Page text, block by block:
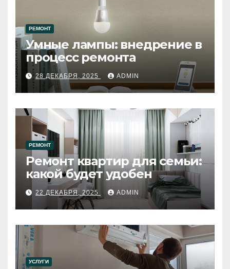
РЕМОНТ
Умные лампы: внедрение в
процесс ремонта
28 ДЕКАБРЯ, 2025 ADMIN
РЕМОНТ
Ремонт квартир для семьи:
какой будет удобен
22 ДЕКАБРЯ, 2025 ADMIN
УСЛУГИ